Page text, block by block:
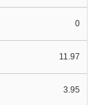
0
11.97
3.95